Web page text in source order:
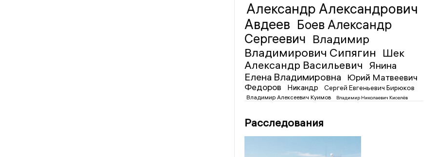
Александр Александрович
Авдеев Боев Александр
Сергеевич Владимир
Владимирович Сипягин Шек
Александр Васильевич Янина
Елена Владимировна
Юрий Матвеевич
Федоров
Никандр Сергей Евгеньевич Бирюков
Владимир Алексеевич Куимов Владимир Николаевич Киселёв
Расследования